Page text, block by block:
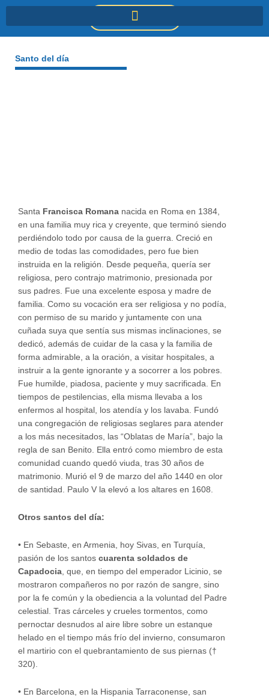
DONACIONES
Santo del día
Santa Francisca Romana nacida en Roma en 1384,
en una familia muy rica y creyente, que terminó siendo
perdiéndolo todo por causa de la guerra. Creció en
medio de todas las comodidades, pero fue bien
instruida en la religión. Desde pequeña, quería ser
religiosa, pero contrajo matrimonio, presionada por
sus padres. Fue una excelente esposa y madre de
familia. Como su vocación era ser religiosa y no podía,
con permiso de su marido y juntamente con una
cuñada suya que sentía sus mismas inclinaciones, se
dedicó, además de cuidar de la casa y la familia de
forma admirable, a la oración, a visitar hospitales, a
instruir a la gente ignorante y a socorrer a los pobres.
Fue humilde, piadosa, paciente y muy sacrificada. En
tiempos de pestilencias, ella misma llevaba a los
enfermos al hospital, los atendía y los lavaba. Fundó
una congregación de religiosas seglares para atender
a los más necesitados, las “Oblatas de María”, bajo la
regla de san Benito. Ella entró como miembro de esta
comunidad cuando quedó viuda, tras 30 años de
matrimonio. Murió el 9 de marzo del año 1440 en olor
de santidad. Paulo V la elevó a los altares en 1608.
Otros santos del día:
• En Sebaste, en Armenia, hoy Sivas, en Turquía,
pasión de los santos cuarenta soldados de
Capadocia, que, en tiempo del emperador Licinio, se
mostraron compañeros no por razón de sangre, sino
por la fe común y la obediencia a la voluntad del Padre
celestial. Tras cárceles y crueles tormentos, como
pernoctar desnudos al aire libre sobre un estanque
helado en el tiempo más frío del invierno, consumaron
el martirio con el quebrantamiento de sus piernas (†
320).
• En Barcelona, en la Hispania Tarraconense, san